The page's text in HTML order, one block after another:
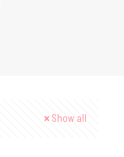
Show all